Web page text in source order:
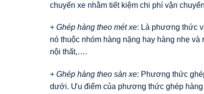
chuyến xe nhằm tiết kiệm chi phí vận
+ Ghép hàng theo mét xe: Là phương thức
nó thuộc nhóm hàng nặng hay hàng nhẹ
nội thất,….
+ Ghép hàng theo sàn xe: Phương thức
dưới. Ưu điểm của phương thức ghép hàng